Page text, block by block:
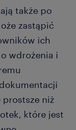
także po
zastąpić
ich
wdrożenia i
prostsze niż
które jest